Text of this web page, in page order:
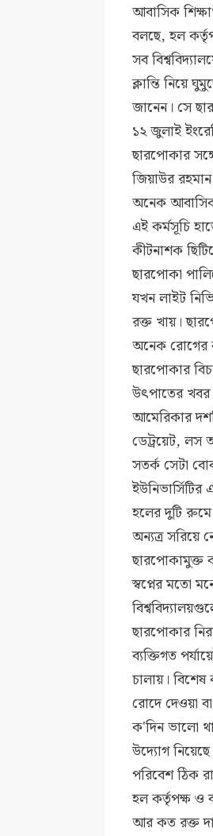
আবাসিক
বলছে, হল
সব
ক্লান্তি নিয়ে
জানেন। সে
১২ জুলাই
ছারপোকার
জিয়াউর
অনেক আবাসিক
এই কর্মসূচি
কীটনাশক
ছারপোকা
যখন লাইট
রক্ত খায়।
অনেক রোগের
ছারপোকার
উৎপাতের খবর
আমেরিকার
ডেট্রয়েট, লস
সতর্ক সেটা
হলের দুটি
অন্যত্র সরিয়ে
ছারপোকামুক্ত
স্বপ্নের মতো
ছারপোকার
ব্যক্তিগত
চালায়।
রোদে দেওয়া
ক'দিন ভালো
উদ্যোগ নিয়েছে
পরিবেশ ঠিক
হল কর্তৃপক্ষ ও
আর কত রক্ত